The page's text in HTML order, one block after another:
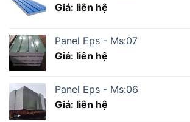
Giá: liên hệ
Panel Eps - Ms:07
Giá: liên hệ
Panel Eps - Ms:06
Giá: liên hệ